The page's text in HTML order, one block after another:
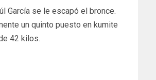
García se le escapó el bronce.
un quinto puesto en kumite
42 kilos.